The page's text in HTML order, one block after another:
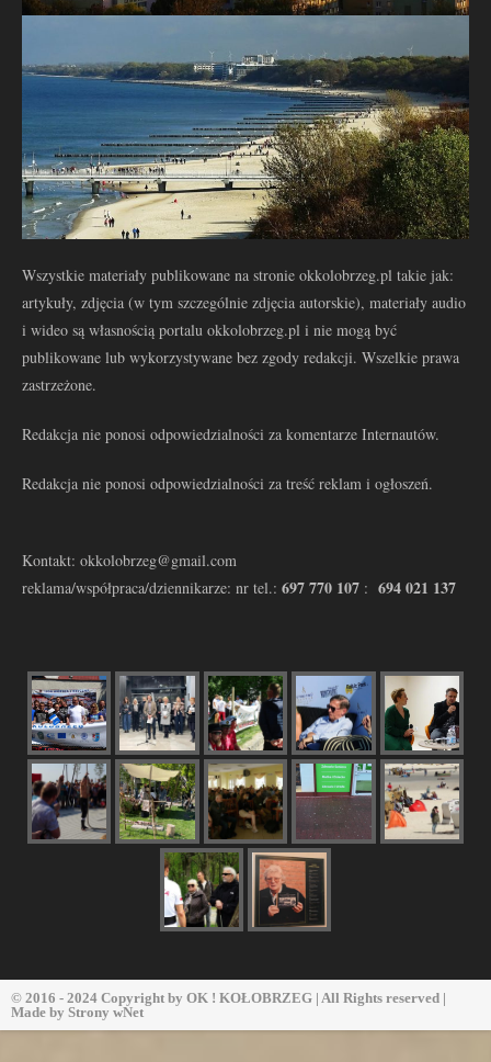
Wszystkie materiały publikowane na stronie okkolobrzeg.pl takie jak:
artykuły, zdjęcia (w tym szczególnie zdjęcia autorskie), materiały audio
i wideo są własnością portalu okkolobrzeg.pl i nie mogą być
publikowane lub wykorzystywane bez zgody redakcji. Wszelkie prawa
zastrzeżone.
Redakcja nie ponosi odpowiedzialności za komentarze Internautów.
Redakcja nie ponosi odpowiedzialności za treść reklam i ogłoszeń.
Kontakt: okkolobrzeg@gmail.com
reklama/współpraca/dziennikarze: nr tel.: 697 770 107 : 694 021 137
© 2016 - 2024 Copyright by OK ! KOŁOBRZEG | All Rights reserved |
Made by Strony wNet